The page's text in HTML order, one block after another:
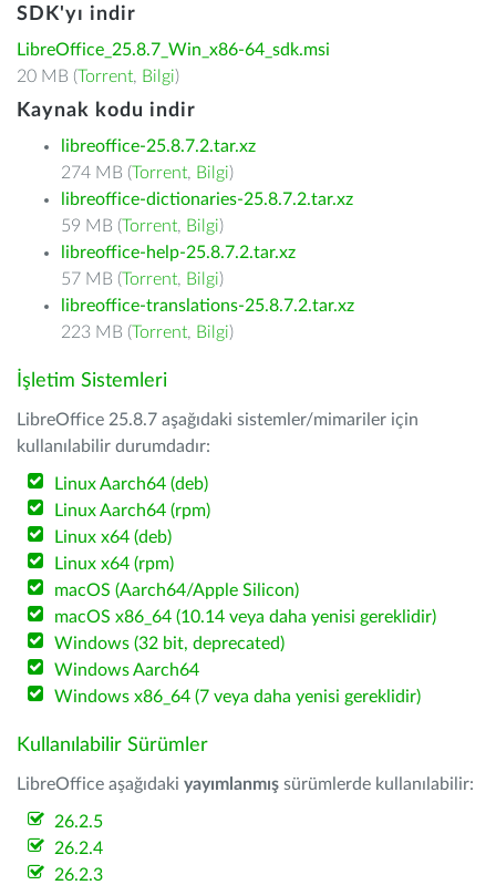
SDK'yı indir
LibreOffice_25.8.7_Win_x86-64_sdk.msi
20 MB (Torrent, Bilgi)
Kaynak kodu indir
libreoffice-25.8.7.2.tar.xz
274 MB (Torrent, Bilgi)
libreoffice-dictionaries-25.8.7.2.tar.xz
59 MB (Torrent, Bilgi)
libreoffice-help-25.8.7.2.tar.xz
57 MB (Torrent, Bilgi)
libreoffice-translations-25.8.7.2.tar.xz
223 MB (Torrent, Bilgi)
İşletim Sistemleri
LibreOffice 25.8.7 aşağıdaki sistemler/mimariler için
kullanılabilir durumdadır:
Linux Aarch64 (deb)
Linux Aarch64 (rpm)
Linux x64 (deb)
Linux x64 (rpm)
macOS (Aarch64/Apple Silicon)
macOS x86_64 (10.14 veya daha yenisi gereklidir)
Windows (32 bit, deprecated)
Windows Aarch64
Windows x86_64 (7 veya daha yenisi gereklidir)
Kullanılabilir Sürümler
LibreOffice aşağıdaki yayımlanmış sürümlerde kullanılabilir:
26.2.5
26.2.4
26.2.3